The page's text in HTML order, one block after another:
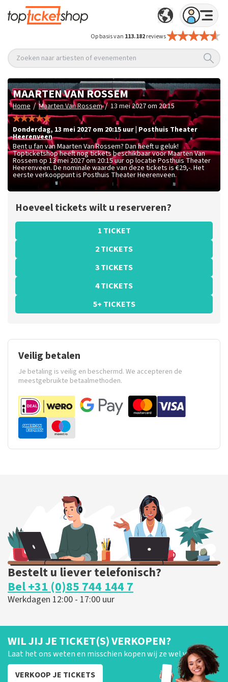
Op basis van 113.182reviews
Zoeken naar artiesten of evenementen
MAARTEN VAN ROSSEM
Home / Maarten Van Rossem / 13 mei 2027 om 20:15
donderdag, 13 mei 2027 om 20:15 uur Posthuis Theater
Heerenveen
Bent u fan van Maarten Van Rossem? Dan heeft u geluk!
Topticketshop heeft nog tickets beschikbaar voor Maarten Van
Rossem op 13 mei 2027 om 20:15 uur op locatie Posthuis Theater
Heerenveen. De nominale waarde van deze tickets is€29,-. Het
eerste verkooppunt is Posthuis Theater Heerenveen.
Hoeveel tickets wilt u reserveren?
1 TICKET
2 TICKETS
3 TICKETS
4 TICKETS
5+ TICKETS
Veilig betalen
Je betaling is veilig en beschermd. We accepteren de
meestgebruikte betaalmethoden.
Bestelt u liever telefonisch?
Bel +31 (0)85 744 144 7
Werkdagen 12:00 - 17:00 uur
WIL JIJ JE TICKET(S) VERKOPEN?
Laat het ons weten en misschien kopen wij ze wel van je!
VERKOOP JE TICKETS